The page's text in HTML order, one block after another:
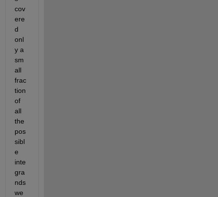
cov
ere
d
onl
y a
sm
all
frac
tion
of
all
the
pos
sibl
e
inte
gra
nds
we